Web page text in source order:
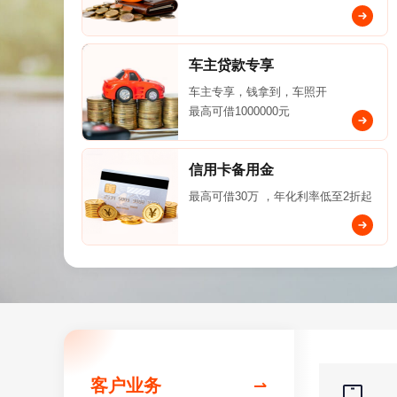
车主贷款专享
车主专享，钱拿到，车照开
最高可借1000000元
信用卡备用金
最高可借30万 ，年化利率低至2折起
客户业务